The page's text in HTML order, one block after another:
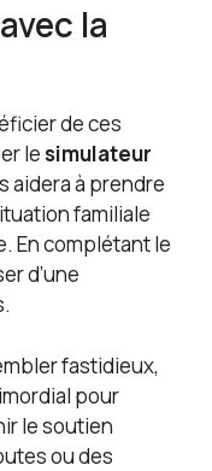
la
de ces
lesimulateur
aidera à prendre
familiale
En complétant le
d’une
fastidieux,
pour
le soutien
ou des